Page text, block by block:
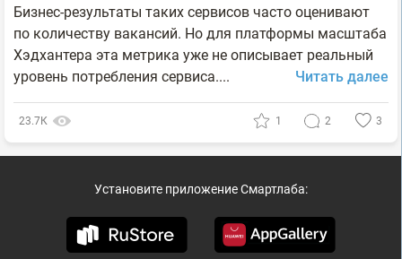
Бизнес-результаты таких сервисов часто оценивают
по количеству вакансий. Но для платформы масштаба
Хэдхантера эта метрика уже не описывает реальный
уровень потребления сервиса....
Читать далее
23.7К 1 2 3
Установите приложение Смартлаба: